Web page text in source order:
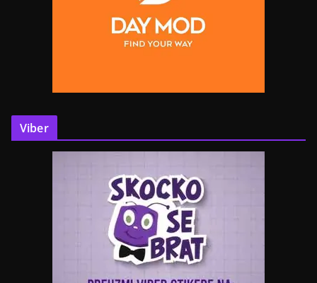
Viber